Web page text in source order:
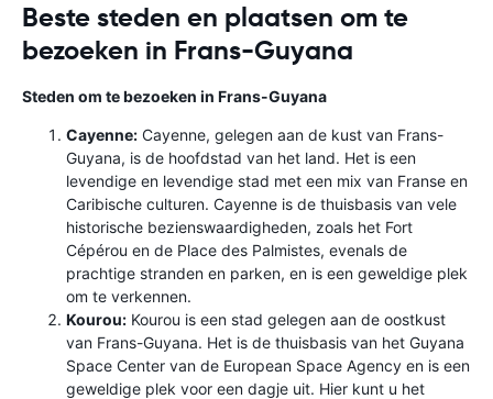
Beste steden en plaatsen om te
bezoeken in Frans-Guyana
Steden om te bezoeken in Frans-Guyana
Cayenne: Cayenne, gelegen aan de kust van Frans-
Guyana, is de hoofdstad van het land. Het is een
levendige en levendige stad met een mix van Franse en
Caribische culturen. Cayenne is de thuisbasis van vele
historische bezienswaardigheden, zoals het Fort
Cépérou en de Place des Palmistes, evenals de
prachtige stranden en parken, en is een geweldige plek
om te verkennen.
Kourou: Kourou is een stad gelegen aan de oostkust
van Frans-Guyana. Het is de thuisbasis van het Guyana
Space Center van de European Space Agency en is een
geweldige plek voor een dagje uit. Hier kunt u het